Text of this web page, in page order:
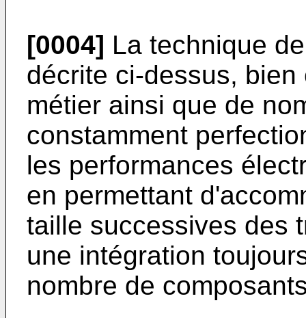
[0004] La technique
décrite ci-dessus,
métier ainsi que de
constamment
les performances
en permettant
taille successives des
une intégration
nombre de